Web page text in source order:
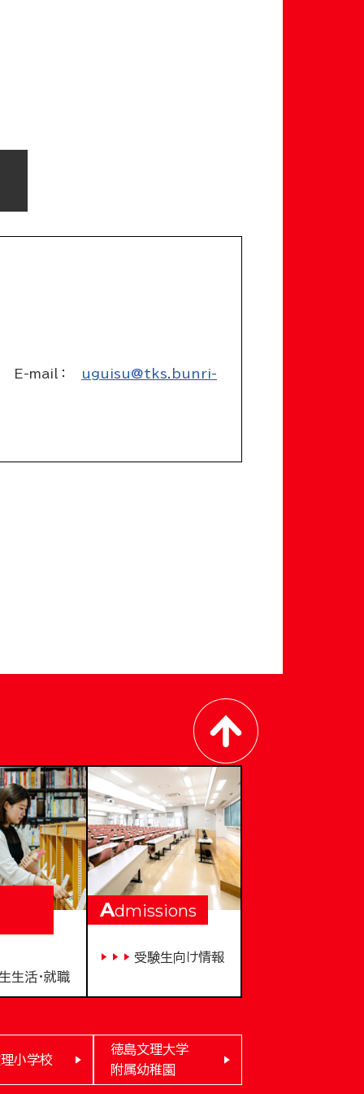
uguisu@tks.bunri-
生活・就職
Admissions
受験生向け情報
小学校
徳島文理大学
附属幼稚園